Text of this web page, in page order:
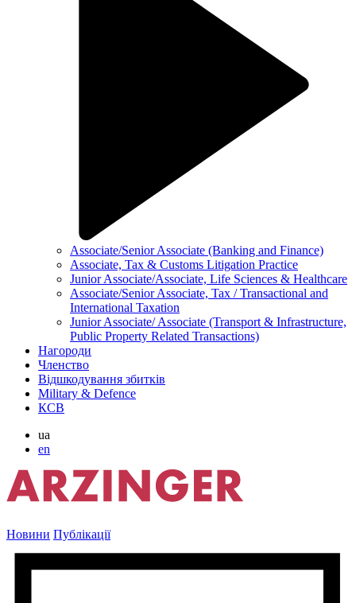
Associate/Senior Associate (Banking and Finance)
Associate, Tax & Customs Litigation Practice
Junior Associate/Associate, Life Sciences & Healthcare
Associate/Senior Associate, Tax / Transactional and
International Taxation
Junior Associate/ Associate (Transport & Infrastructure,
Public Property Related Transactions)
Нагороди
Членство
Відшкодування збитків
Military & Defence
КСВ
ua
en
Новини Публікації